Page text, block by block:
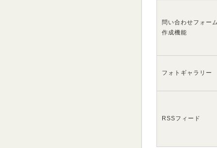
問い合わせフォー
作成機能
フォトギャラリー
RSSフィード